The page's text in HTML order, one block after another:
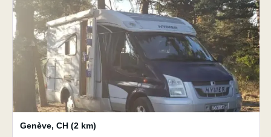
Genève, CH (2 km)